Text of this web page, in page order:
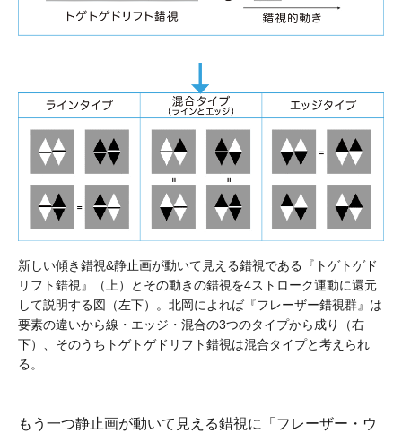
新しい傾き錯視&静止画が動いて見える錯視である『トゲトゲド
リフト錯視』（上）とその動きの錯視を4ストローク運動に還元
して説明する図（左下）。北岡によれば『フレーザー錯視群』は
要素の違いから線・エッジ・混合の3つのタイプから成り（右
下）、そのうちトゲトゲドリフト錯視は混合タイプと考えられ
る。
もう一つ静止画が動いて見える錯視に「フレーザー・ウ